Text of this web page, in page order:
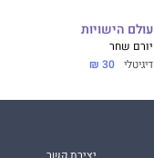
עולם הישויות
יורם שחר
דיגיטלי 30 ₪